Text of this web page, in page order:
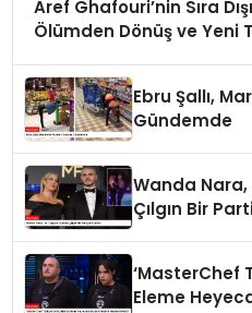
Aref Ghafouri’nin Sıra
Ölümden Dönüş ve Yeni
Ebru Şallı,
Gündemde
Wanda Nara,
Çılgın Bir
‘MasterChef
Eleme